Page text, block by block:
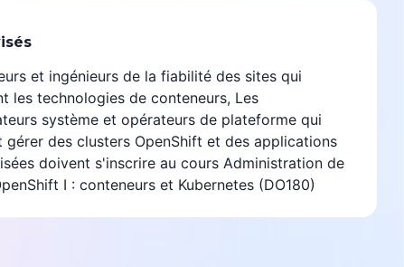
Découvrir
et ingénieurs de la fiabilité des sites qui
les technologies de conteneurs, Les
système et opérateurs de plateforme qui
gérer des clusters OpenShift et des applications
doivent s'inscrire au cours Administration de
I : conteneurs et Kubernetes (DO180)